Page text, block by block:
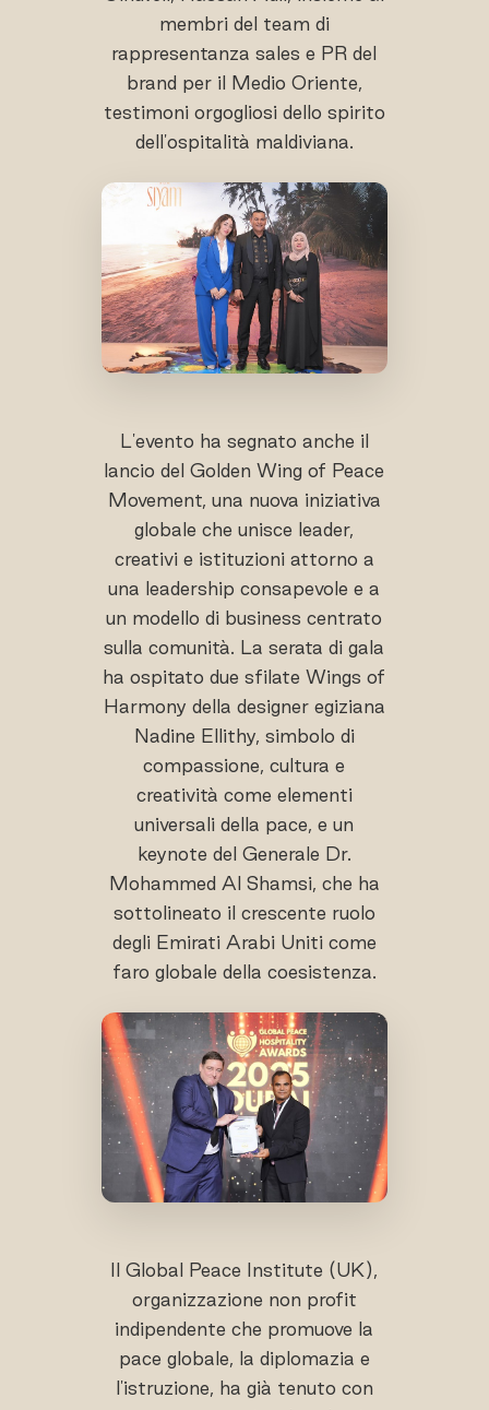
membri del team di
rappresentanza sales e PR del
brand per il Medio Oriente,
testimoni orgogliosi dello spirito
dell'ospitalità maldiviana.
L'evento ha segnato anche il
lancio del Golden Wing of Peace
Movement, una nuova iniziativa
globale che unisce leader,
creativi e istituzioni attorno a
una leadership consapevole e a
un modello di business centrato
sulla comunità. La serata di gala
ha ospitato due sfilate Wings of
Harmony della designer egiziana
Nadine Ellithy, simbolo di
compassione, cultura e
creatività come elementi
universali della pace, e un
keynote del Generale Dr.
Mohammed Al Shamsi, che ha
sottolineato il crescente ruolo
degli Emirati Arabi Uniti come
faro globale della coesistenza.
Il Global Peace Institute (UK),
organizzazione non profit
indipendente che promuove la
pace globale, la diplomazia e
l'istruzione, ha già tenuto con